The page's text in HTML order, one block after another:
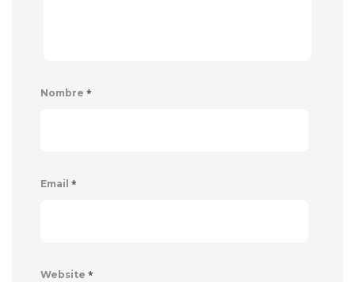
Nombre *
Email *
Website *